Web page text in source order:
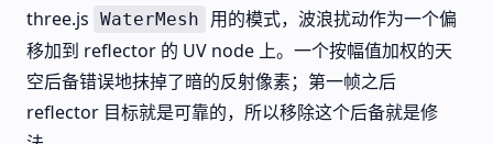
three.js WaterMesh
用的模式，波浪扰动作为一个偏
移加到 reflector 的 UV node 上。一个按幅值加权的天
空后备错误地抹掉了暗的反射像素；第一帧之后
reflector 目标就是可靠的，所以移除这个后备就是修